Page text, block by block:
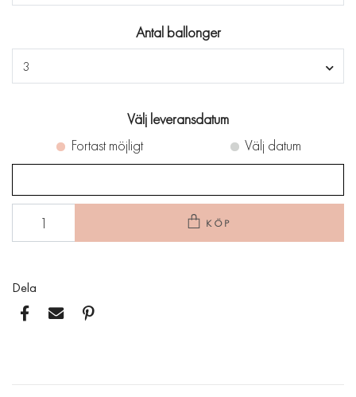
Antal ballonger
3
Välj leveransdatum
Fortast möjligt
Välj datum
KÖP
Dela